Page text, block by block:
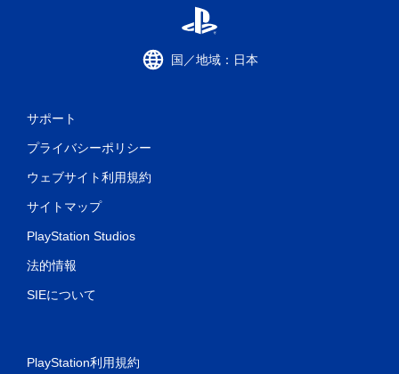
国／地域：日本
サポート
プライバシーポリシー
ウェブサイト利用規約
サイトマップ
PlayStation Studios
法的情報
SIEについて
PlayStation利用規約